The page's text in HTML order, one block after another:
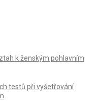
k ženským pohlavním
testů při vyšetřování